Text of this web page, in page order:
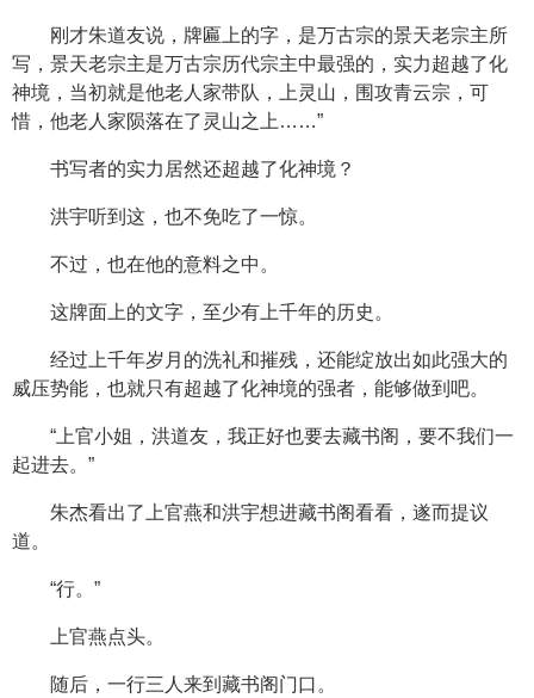
刚才朱道友说，牌匾上的字，是万古宗的景天老宗主所
写，景天老宗主是万古宗历代宗主中最强的，实力超越了化
神境，当初就是他老人家带队，上灵山，围攻青云宗，可
惜，他老人家陨落在了灵山之上……”
书写者的实力居然还超越了化神境？
洪宇听到这，也不免吃了一惊。
不过，也在他的意料之中。
这牌面上的文字，至少有上千年的历史。
经过上千年岁月的洗礼和摧残，还能绽放出如此强大的
威压势能，也就只有超越了化神境的强者，能够做到吧。
“上官小姐，洪道友，我正好也要去藏书阁，要不我们一
起进去。”
朱杰看出了上官燕和洪宇想进藏书阁看看，遂而提议
道。
“行。”
上官燕点头。
随后，一行三人来到藏书阁门口。